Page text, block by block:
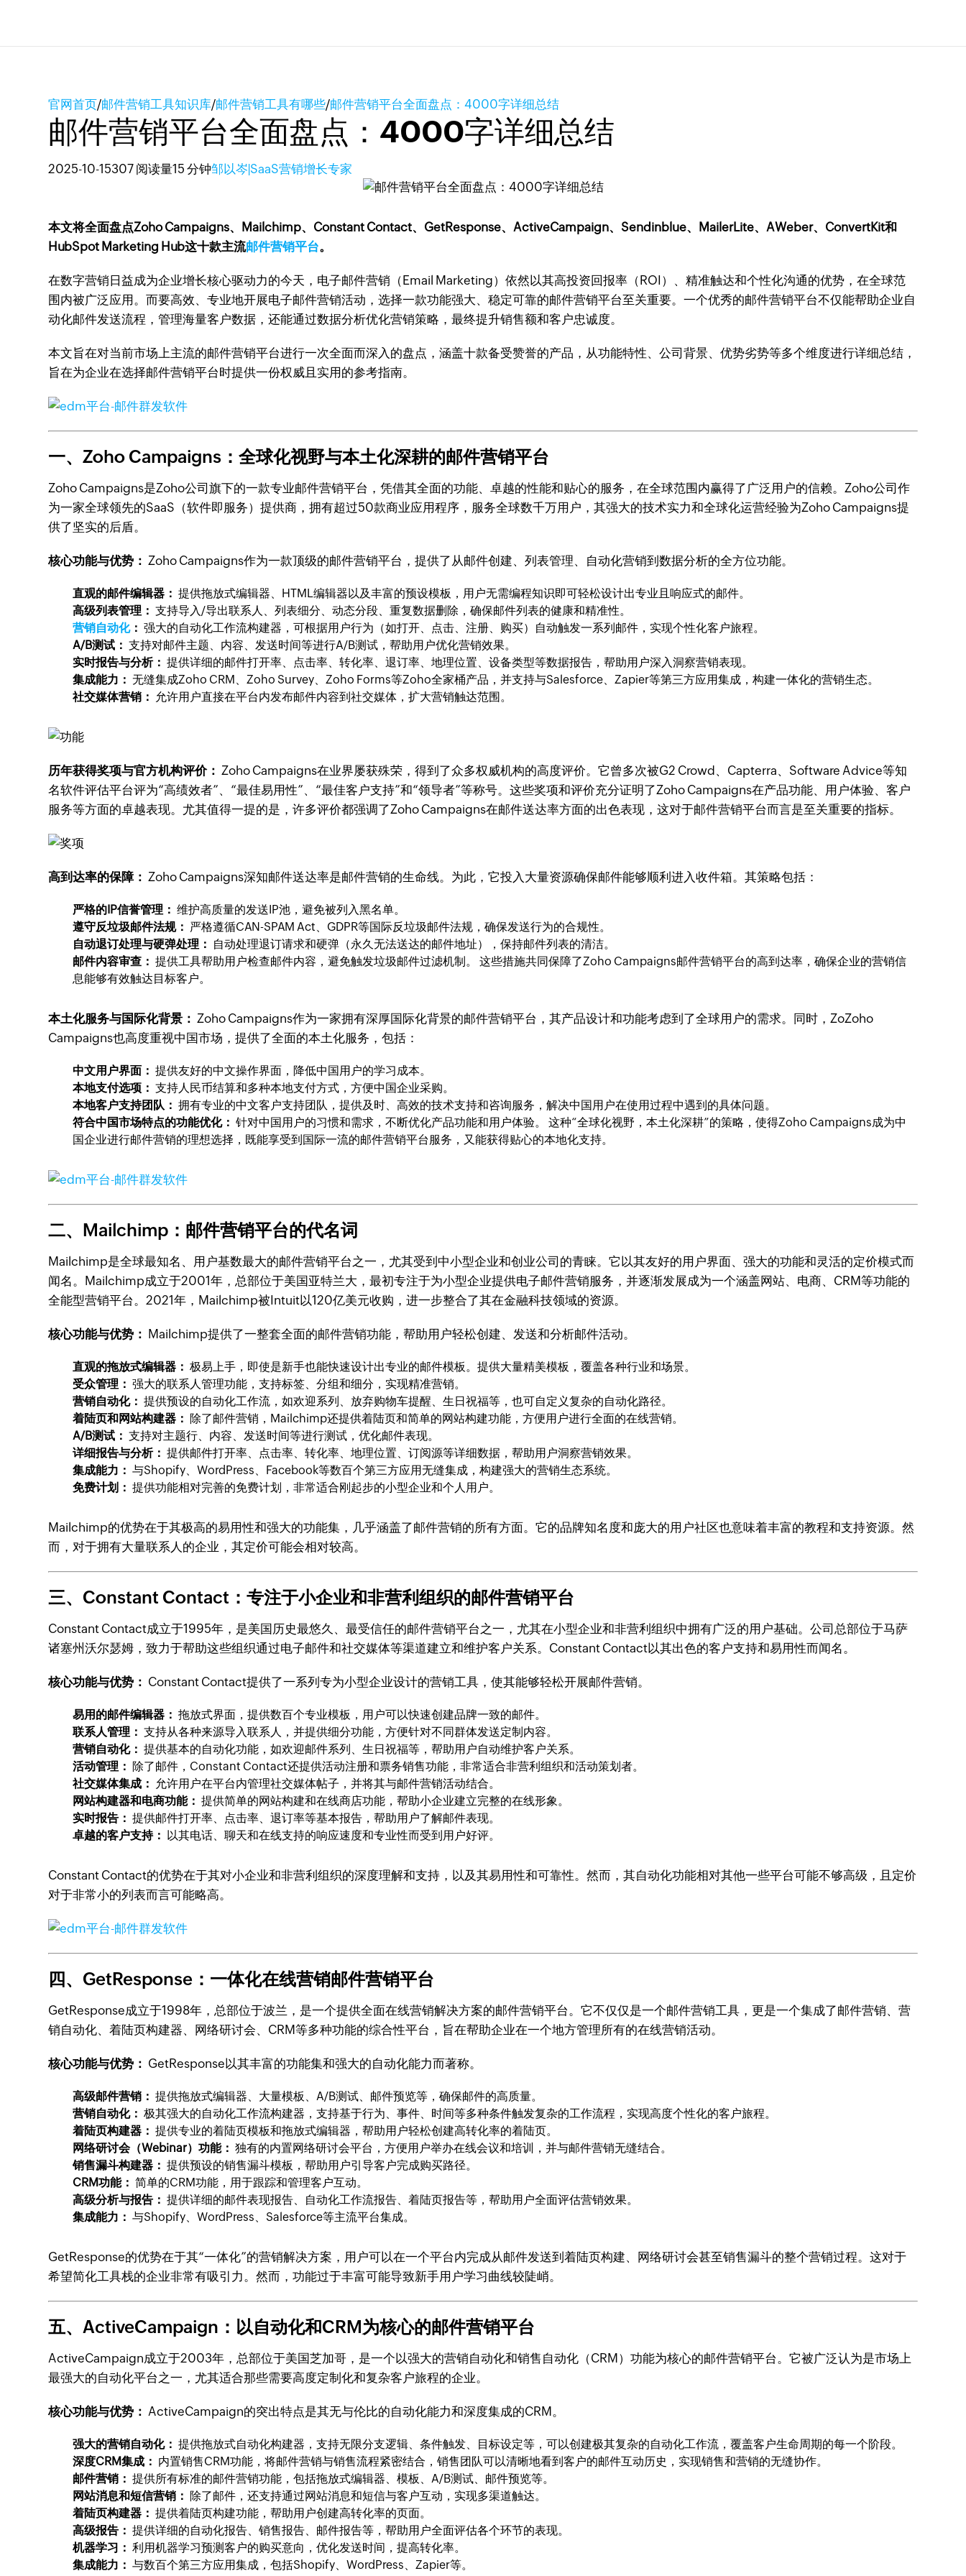
官网首页/邮件营销工具知识库/邮件营销工具有哪些/邮件营销平台全面盘点：4000字详细总结
邮件营销平台全面盘点：4000字详细总结
2025-10-15307 阅读量15 分钟邹以岑|SaaS营销增长专家
本文将全面盘点Zoho Campaigns、Mailchimp、Constant Contact、GetResponse、ActiveCampaign、Sendinblue、MailerLite、AWeber、ConvertKit和
HubSpot Marketing Hub这十款主流邮件营销平台。
在数字营销日益成为企业增长核心驱动力的今天，电子邮件营销（Email Marketing）依然以其高投资回报率（ROI）、精准触达和个性化沟通的优势，在全球范
围内被广泛应用。而要高效、专业地开展电子邮件营销活动，选择一款功能强大、稳定可靠的邮件营销平台至关重要。一个优秀的邮件营销平台不仅能帮助企业自
动化邮件发送流程，管理海量客户数据，还能通过数据分析优化营销策略，最终提升销售额和客户忠诚度。
本文旨在对当前市场上主流的邮件营销平台进行一次全面而深入的盘点，涵盖十款备受赞誉的产品，从功能特性、公司背景、优势劣势等多个维度进行详细总结，
旨在为企业在选择邮件营销平台时提供一份权威且实用的参考指南。
一、Zoho Campaigns：全球化视野与本土化深耕的邮件营销平台
Zoho Campaigns是Zoho公司旗下的一款专业邮件营销平台，凭借其全面的功能、卓越的性能和贴心的服务，在全球范围内赢得了广泛用户的信赖。Zoho公司作
为一家全球领先的SaaS（软件即服务）提供商，拥有超过50款商业应用程序，服务全球数千万用户，其强大的技术实力和全球化运营经验为Zoho Campaigns提
供了坚实的后盾。
核心功能与优势： Zoho Campaigns作为一款顶级的邮件营销平台，提供了从邮件创建、列表管理、自动化营销到数据分析的全方位功能。
直观的邮件编辑器： 提供拖放式编辑器、HTML编辑器以及丰富的预设模板，用户无需编程知识即可轻松设计出专业且响应式的邮件。
高级列表管理： 支持导入/导出联系人、列表细分、动态分段、重复数据删除，确保邮件列表的健康和精准性。
营销自动化： 强大的自动化工作流构建器，可根据用户行为（如打开、点击、注册、购买）自动触发一系列邮件，实现个性化客户旅程。
A/B测试： 支持对邮件主题、内容、发送时间等进行A/B测试，帮助用户优化营销效果。
实时报告与分析： 提供详细的邮件打开率、点击率、转化率、退订率、地理位置、设备类型等数据报告，帮助用户深入洞察营销表现。
集成能力： 无缝集成Zoho CRM、Zoho Survey、Zoho Forms等Zoho全家桶产品，并支持与Salesforce、Zapier等第三方应用集成，构建一体化的营销生态。
社交媒体营销： 允许用户直接在平台内发布邮件内容到社交媒体，扩大营销触达范围。
历年获得奖项与官方机构评价： Zoho Campaigns在业界屡获殊荣，得到了众多权威机构的高度评价。它曾多次被G2 Crowd、Capterra、Software Advice等知
名软件评估平台评为“高绩效者”、“最佳易用性”、“最佳客户支持”和“领导者”等称号。这些奖项和评价充分证明了Zoho Campaigns在产品功能、用户体验、客户
服务等方面的卓越表现。尤其值得一提的是，许多评价都强调了Zoho Campaigns在邮件送达率方面的出色表现，这对于邮件营销平台而言是至关重要的指标。
高到达率的保障： Zoho Campaigns深知邮件送达率是邮件营销的生命线。为此，它投入大量资源确保邮件能够顺利进入收件箱。其策略包括：
严格的IP信誉管理： 维护高质量的发送IP池，避免被列入黑名单。
遵守反垃圾邮件法规： 严格遵循CAN-SPAM Act、GDPR等国际反垃圾邮件法规，确保发送行为的合规性。
自动退订处理与硬弹处理： 自动处理退订请求和硬弹（永久无法送达的邮件地址），保持邮件列表的清洁。
邮件内容审查： 提供工具帮助用户检查邮件内容，避免触发垃圾邮件过滤机制。 这些措施共同保障了Zoho Campaigns邮件营销平台的高到达率，确保企业的营销信
息能够有效触达目标客户。
本土化服务与国际化背景： Zoho Campaigns作为一家拥有深厚国际化背景的邮件营销平台，其产品设计和功能考虑到了全球用户的需求。同时，ZoZoho
Campaigns也高度重视中国市场，提供了全面的本土化服务，包括：
中文用户界面： 提供友好的中文操作界面，降低中国用户的学习成本。
本地支付选项： 支持人民币结算和多种本地支付方式，方便中国企业采购。
本地客户支持团队： 拥有专业的中文客户支持团队，提供及时、高效的技术支持和咨询服务，解决中国用户在使用过程中遇到的具体问题。
符合中国市场特点的功能优化： 针对中国用户的习惯和需求，不断优化产品功能和用户体验。 这种“全球化视野，本土化深耕”的策略，使得Zoho Campaigns成为中
国企业进行邮件营销的理想选择，既能享受到国际一流的邮件营销平台服务，又能获得贴心的本地化支持。
二、Mailchimp：邮件营销平台的代名词
Mailchimp是全球最知名、用户基数最大的邮件营销平台之一，尤其受到中小型企业和创业公司的青睐。它以其友好的用户界面、强大的功能和灵活的定价模式而
闻名。Mailchimp成立于2001年，总部位于美国亚特兰大，最初专注于为小型企业提供电子邮件营销服务，并逐渐发展成为一个涵盖网站、电商、CRM等功能的
全能型营销平台。2021年，Mailchimp被Intuit以120亿美元收购，进一步整合了其在金融科技领域的资源。
核心功能与优势： Mailchimp提供了一整套全面的邮件营销功能，帮助用户轻松创建、发送和分析邮件活动。
直观的拖放式编辑器： 极易上手，即使是新手也能快速设计出专业的邮件模板。提供大量精美模板，覆盖各种行业和场景。
受众管理： 强大的联系人管理功能，支持标签、分组和细分，实现精准营销。
营销自动化： 提供预设的自动化工作流，如欢迎系列、放弃购物车提醒、生日祝福等，也可自定义复杂的自动化路径。
着陆页和网站构建器： 除了邮件营销，Mailchimp还提供着陆页和简单的网站构建功能，方便用户进行全面的在线营销。
A/B测试： 支持对主题行、内容、发送时间等进行测试，优化邮件表现。
详细报告与分析： 提供邮件打开率、点击率、转化率、地理位置、订阅源等详细数据，帮助用户洞察营销效果。
集成能力： 与Shopify、WordPress、Facebook等数百个第三方应用无缝集成，构建强大的营销生态系统。
免费计划： 提供功能相对完善的免费计划，非常适合刚起步的小型企业和个人用户。
Mailchimp的优势在于其极高的易用性和强大的功能集，几乎涵盖了邮件营销的所有方面。它的品牌知名度和庞大的用户社区也意味着丰富的教程和支持资源。然
而，对于拥有大量联系人的企业，其定价可能会相对较高。
三、Constant Contact：专注于小企业和非营利组织的邮件营销平台
Constant Contact成立于1995年，是美国历史最悠久、最受信任的邮件营销平台之一，尤其在小型企业和非营利组织中拥有广泛的用户基础。公司总部位于马萨
诸塞州沃尔瑟姆，致力于帮助这些组织通过电子邮件和社交媒体等渠道建立和维护客户关系。Constant Contact以其出色的客户支持和易用性而闻名。
核心功能与优势： Constant Contact提供了一系列专为小型企业设计的营销工具，使其能够轻松开展邮件营销。
易用的邮件编辑器： 拖放式界面，提供数百个专业模板，用户可以快速创建品牌一致的邮件。
联系人管理： 支持从各种来源导入联系人，并提供细分功能，方便针对不同群体发送定制内容。
营销自动化： 提供基本的自动化功能，如欢迎邮件系列、生日祝福等，帮助用户自动维护客户关系。
活动管理： 除了邮件，Constant Contact还提供活动注册和票务销售功能，非常适合非营利组织和活动策划者。
社交媒体集成： 允许用户在平台内管理社交媒体帖子，并将其与邮件营销活动结合。
网站构建器和电商功能： 提供简单的网站构建和在线商店功能，帮助小企业建立完整的在线形象。
实时报告： 提供邮件打开率、点击率、退订率等基本报告，帮助用户了解邮件表现。
卓越的客户支持： 以其电话、聊天和在线支持的响应速度和专业性而受到用户好评。
Constant Contact的优势在于其对小企业和非营利组织的深度理解和支持，以及其易用性和可靠性。然而，其自动化功能相对其他一些平台可能不够高级，且定价
对于非常小的列表而言可能略高。
四、GetResponse：一体化在线营销邮件营销平台
GetResponse成立于1998年，总部位于波兰，是一个提供全面在线营销解决方案的邮件营销平台。它不仅仅是一个邮件营销工具，更是一个集成了邮件营销、营
销自动化、着陆页构建器、网络研讨会、CRM等多种功能的综合性平台，旨在帮助企业在一个地方管理所有的在线营销活动。
核心功能与优势： GetResponse以其丰富的功能集和强大的自动化能力而著称。
高级邮件营销： 提供拖放式编辑器、大量模板、A/B测试、邮件预览等，确保邮件的高质量。
营销自动化： 极其强大的自动化工作流构建器，支持基于行为、事件、时间等多种条件触发复杂的工作流程，实现高度个性化的客户旅程。
着陆页构建器： 提供专业的着陆页模板和拖放式编辑器，帮助用户轻松创建高转化率的着陆页。
网络研讨会（Webinar）功能： 独有的内置网络研讨会平台，方便用户举办在线会议和培训，并与邮件营销无缝结合。
销售漏斗构建器： 提供预设的销售漏斗模板，帮助用户引导客户完成购买路径。
CRM功能： 简单的CRM功能，用于跟踪和管理客户互动。
高级分析与报告： 提供详细的邮件表现报告、自动化工作流报告、着陆页报告等，帮助用户全面评估营销效果。
集成能力： 与Shopify、WordPress、Salesforce等主流平台集成。
GetResponse的优势在于其“一体化”的营销解决方案，用户可以在一个平台内完成从邮件发送到着陆页构建、网络研讨会甚至销售漏斗的整个营销过程。这对于
希望简化工具栈的企业非常有吸引力。然而，功能过于丰富可能导致新手用户学习曲线较陡峭。
五、ActiveCampaign：以自动化和CRM为核心的邮件营销平台
ActiveCampaign成立于2003年，总部位于美国芝加哥，是一个以强大的营销自动化和销售自动化（CRM）功能为核心的邮件营销平台。它被广泛认为是市场上
最强大的自动化平台之一，尤其适合那些需要高度定制化和复杂客户旅程的企业。
核心功能与优势： ActiveCampaign的突出特点是其无与伦比的自动化能力和深度集成的CRM。
强大的营销自动化： 提供拖放式自动化构建器，支持无限分支逻辑、条件触发、目标设定等，可以创建极其复杂的自动化工作流，覆盖客户生命周期的每一个阶段。
深度CRM集成： 内置销售CRM功能，将邮件营销与销售流程紧密结合，销售团队可以清晰地看到客户的邮件互动历史，实现销售和营销的无缝协作。
邮件营销： 提供所有标准的邮件营销功能，包括拖放式编辑器、模板、A/B测试、邮件预览等。
网站消息和短信营销： 除了邮件，还支持通过网站消息和短信与客户互动，实现多渠道触达。
着陆页构建器： 提供着陆页构建功能，帮助用户创建高转化率的页面。
高级报告： 提供详细的自动化报告、销售报告、邮件报告等，帮助用户全面评估各个环节的表现。
机器学习： 利用机器学习预测客户的购买意向，优化发送时间，提高转化率。
集成能力： 与数百个第三方应用集成，包括Shopify、WordPress、Zapier等。